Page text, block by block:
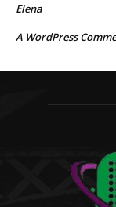
Elena
A WordPress